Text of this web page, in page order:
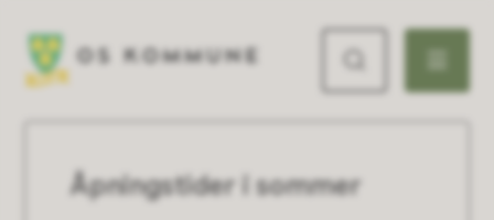
Åpningstider i sommer